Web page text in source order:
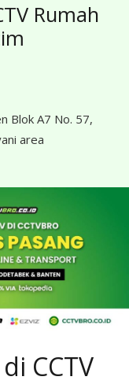
Rumah
Blok A7 No. 57,
area
CCTV